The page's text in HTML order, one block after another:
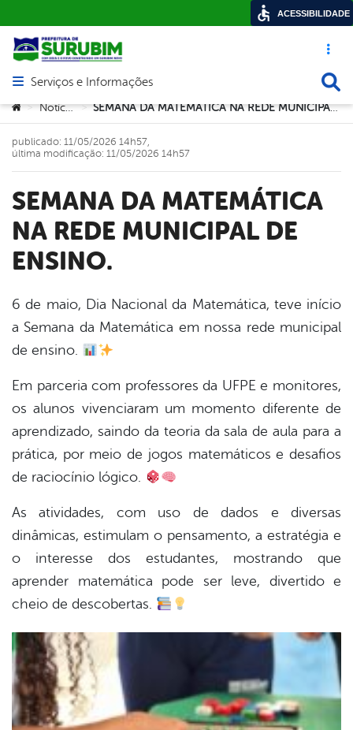
Acesso
Abrir menu principal de navegação
Serviços e Informações
Você está aqui:
> Notícias > SEMANA DA MATEMÁTICA NA REDE MUNICIPAL DE ENSINO.
SEMANA DA MATEMÁTICA
NA REDE MUNICIPAL DE
ENSINO.
publicado: 11/05/2026 14h57,
última modificação: 11/05/2026 14h57
6 de maio, Dia Nacional da Matemática, teve início
a Semana da Matemática em nossa rede municipal
de ensino.
Em parceria com professores da UFPE e monitores,
os alunos vivenciaram um momento diferente de
aprendizado, saindo da teoria da sala de aula para a
prática, por meio de jogos matemáticos e desafios
de raciocínio lógico.
As atividades, com uso de dados e diversas
dinâmicas, estimulam o pensamento, a estratégia e
o interesse dos estudantes, mostrando que
aprender matemática pode ser leve, divertido e
cheio de descobertas.
ACESSIBILIDADE